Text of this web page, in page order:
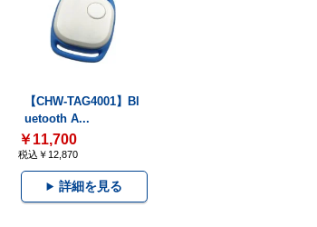
【CHW-TAG4001】Bl
uetooth A...
￥11,700
税込￥12,870
詳細を見る